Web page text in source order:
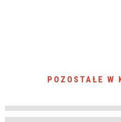
POZOSTAŁE W